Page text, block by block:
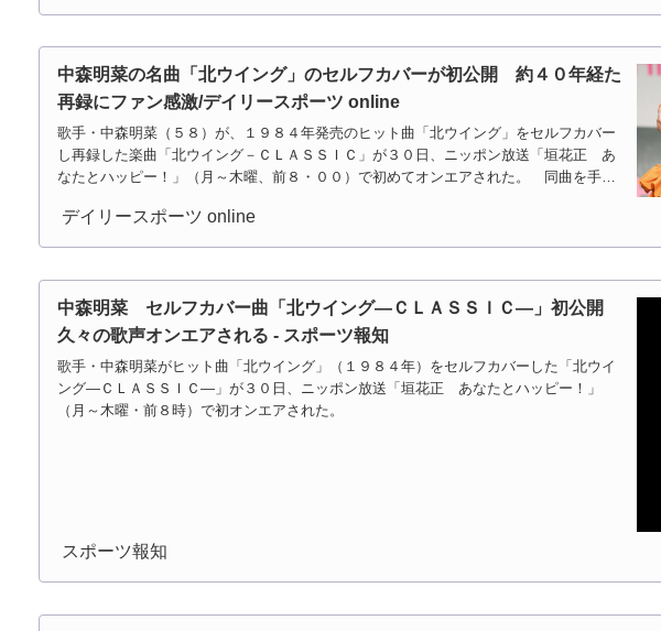
中森明菜の名曲「北ウイング」のセルフカバーが初公開 約４０年経た
再録にファン感激/デイリースポーツ online
歌手・中森明菜（５８）が、１９８４年発売のヒット曲「北ウイング」をセルフカバー
し再録した楽曲「北ウイング－ＣＬＡＳＳＩＣ」が３０日、ニッポン放送「垣花正 あ
なたとハッピー！」（月～木曜、前８・００）で初めてオンエアされた。 同曲を手が
デイリースポーツ online
中森明菜 セルフカバー曲「北ウイング―ＣＬＡＳＳＩＣ―」初公開
久々の歌声オンエアされる - スポーツ報知
歌手・中森明菜がヒット曲「北ウイング」（１９８４年）をセルフカバーした「北ウイ
ング―ＣＬＡＳＳＩＣ―」が３０日、ニッポン放送「垣花正 あなたとハッピー！」
（月～木曜・前８時）で初オンエアされた。
スポーツ報知